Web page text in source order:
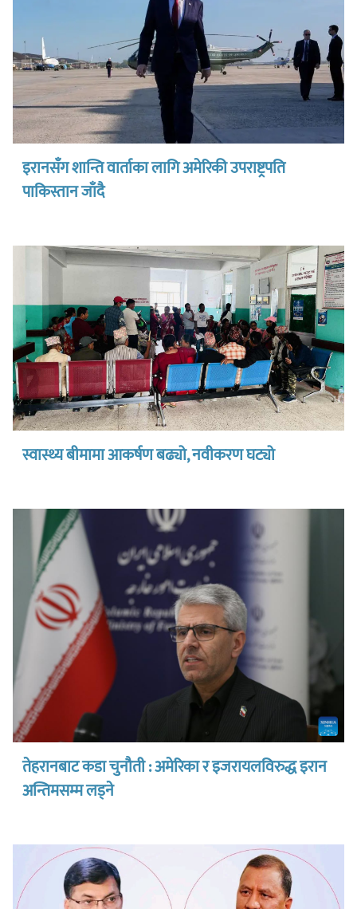
इरानसँग शान्ति वार्ताका लागि अमेरिकी उपराष्ट्रपति
पाकिस्तान जाँदै
स्वास्थ्य बीमामा आकर्षण बढ्यो, नवीकरण घट्यो
तेहरानबाट कडा चुनौती : अमेरिका र इजरायलविरुद्ध इरान
अन्तिमसम्म लड्ने